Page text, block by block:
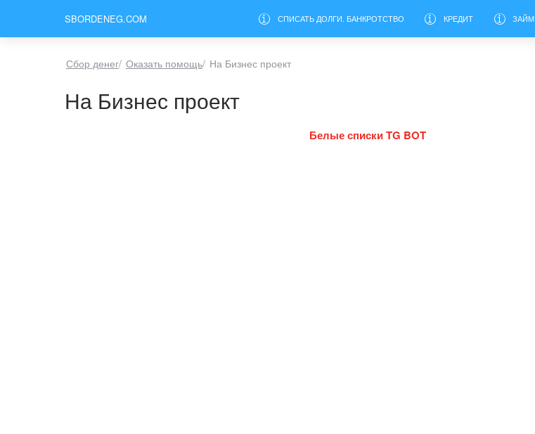
SBORDENEG.COM СПИСАТЬ ДОЛГИ. БАНКРОТСТВО КРЕДИТ ЗАЙМ
Сбор денег/ Оказать помощь/ На Бизнес проект
На Бизнес проект
Белые списки TG BOT